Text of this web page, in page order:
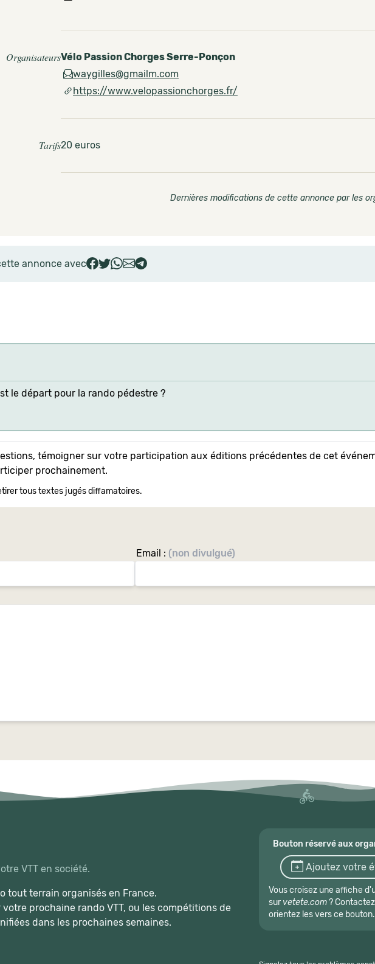
OrganisateursVélo Passion Chorges Serre-Ponçon
waygilles@gmailm.com
https://www.velopassionchorges.fr/
Tarifs20 euros
Dernières modifications de cette annonce par les
annonce avec
le départ pour la rando pédestre ?
témoigner sur votre participation aux éditions précédentes de cet
prochainement.
tous textes jugés diffamatoires.
Email : (non divulgué)
VTT en société.
tout terrain organisés en France.
prochaine rando VTT, ou les compétitions de
dans les prochaines semaines.
Bouton réservé aux
Ajoutez votre
Vous croisez une affiche
sur vetete.com?
orientez les vers ce bouton.